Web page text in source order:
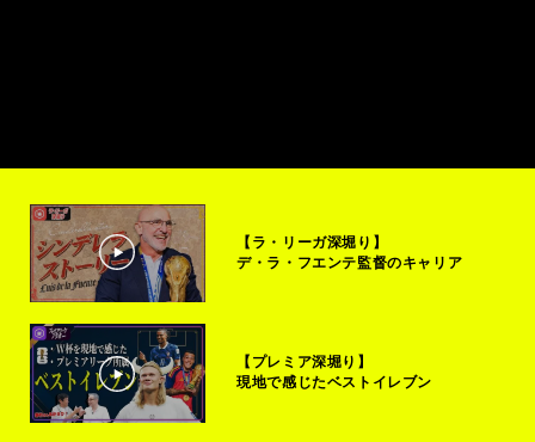
【ラ・リーガ深堀り】
デ・ラ・フエンテ監督のキャリア
【プレミア深堀り】
現地で感じたベストイレブン